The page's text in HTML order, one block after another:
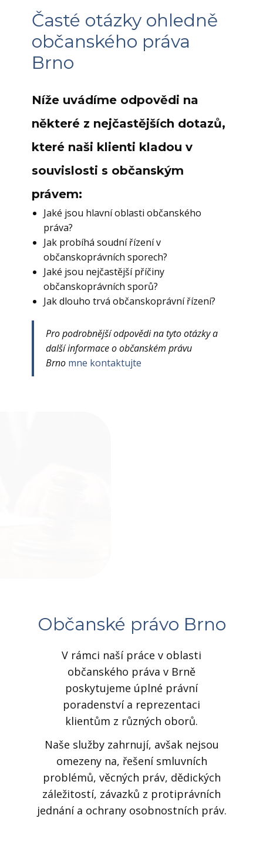
Časté otázky ohledně
občanského práva
Brno
Níže uvádíme odpovědi na
některé z nejčastějších dotazů,
které naši klienti kladou v
souvislosti s občanským
právem:
Jaké jsou hlavní oblasti občanského
práva?
Jak probíhá soudní řízení v
občanskoprávních sporech?
Jaké jsou nejčastější příčiny
občanskoprávních sporů?
Jak dlouho trvá občanskoprávní řízení?
Pro podrobnější odpovědi na tyto otázky a
další informace o občanském právu
Brno mne kontaktujte
Občanské právo Brno
V rámci naší práce v oblasti
občanského práva v Brně
poskytujeme úplné právní
poradenství a reprezentaci
klientům z různých oborů.
Naše služby zahrnují, avšak nejsou
omezeny na, řešení smluvních
problémů, věcných práv, dědických
záležitostí, závazků z protiprávních
jednání a ochrany osobnostních práv.